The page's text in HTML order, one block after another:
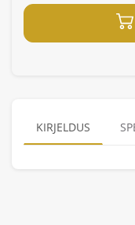
KIRJELDUS